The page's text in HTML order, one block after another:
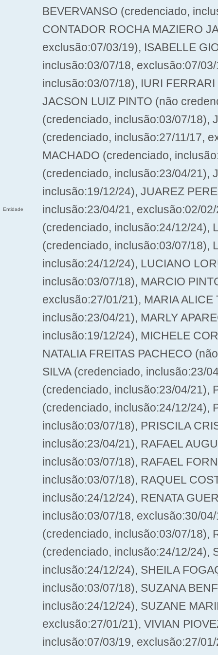
Entidade
BEVERVANSO (credenciado,
CONTADOR ROCHA MAZIERO
exclusão:07/03/19), ISABELLE
inclusão:03/07/18, exclusão:07/
inclusão:03/07/18), IURI
JACSON LUIZ PINTO (não
(credenciado, inclusão:03/07/18),
(credenciado, inclusão:27/11/17,
MACHADO (credenciado,
(credenciado, inclusão:23/04/21),
inclusão:19/12/24), JUAREZ
inclusão:23/04/21, exclusão:02/
(credenciado, inclusão:24/12/24),
(credenciado, inclusão:03/07/18),
inclusão:24/12/24), LUCIANO
inclusão:03/07/18), MARCIO
exclusão:27/01/21), MARIA
inclusão:23/04/21), MARLY
inclusão:19/12/24), MICHELE
NATALIA FREITAS PACHECO
SILVA (credenciado, inclusão:23/
(credenciado, inclusão:23/04/21),
(credenciado, inclusão:24/12/24),
inclusão:03/07/18), PRISCILA
inclusão:23/04/21), RAFAEL
inclusão:03/07/18), RAFAEL
inclusão:03/07/18), RAQUEL
inclusão:24/12/24), RENATA
inclusão:03/07/18, exclusão:30/
(credenciado, inclusão:03/07/18),
(credenciado, inclusão:24/12/24),
inclusão:24/12/24), SHEILA
inclusão:03/07/18), SUZANA
inclusão:24/12/24), SUZANE
exclusão:27/01/21), VIVIAN
inclusão:07/03/19, exclusão:27/